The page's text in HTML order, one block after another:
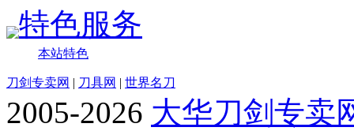
特色服务
本站特色
刀剑专卖网 | 刀具网 | 世界名刀
2005-2026 大华刀剑专卖